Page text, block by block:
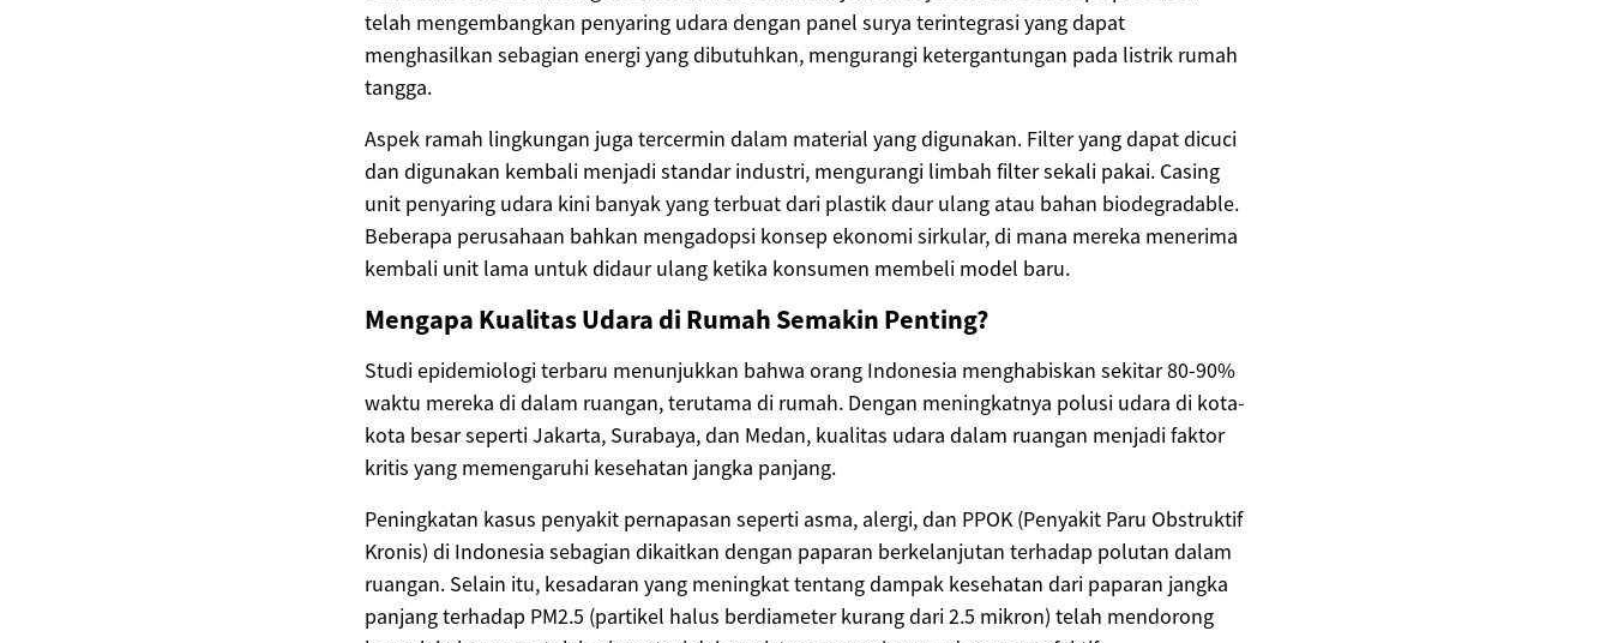
telah mengembangkan penyaring udara dengan panel surya terintegrasi yang dapat
menghasilkan sebagian energi yang dibutuhkan, mengurangi ketergantungan pada listrik rumah
tangga.
Aspek ramah lingkungan juga tercermin dalam material yang digunakan. Filter yang dapat dicuci
dan digunakan kembali menjadi standar industri, mengurangi limbah filter sekali pakai. Casing
unit penyaring udara kini banyak yang terbuat dari plastik daur ulang atau bahan biodegradable.
Beberapa perusahaan bahkan mengadopsi konsep ekonomi sirkular, di mana mereka menerima
kembali unit lama untuk didaur ulang ketika konsumen membeli model baru.
Mengapa Kualitas Udara di Rumah Semakin Penting?
Studi epidemiologi terbaru menunjukkan bahwa orang Indonesia menghabiskan sekitar 80-90%
waktu mereka di dalam ruangan, terutama di rumah. Dengan meningkatnya polusi udara di kota-
kota besar seperti Jakarta, Surabaya, dan Medan, kualitas udara dalam ruangan menjadi faktor
kritis yang memengaruhi kesehatan jangka panjang.
Peningkatan kasus penyakit pernapasan seperti asma, alergi, dan PPOK (Penyakit Paru Obstruktif
Kronis) di Indonesia sebagian dikaitkan dengan paparan berkelanjutan terhadap polutan dalam
ruangan. Selain itu, kesadaran yang meningkat tentang dampak kesehatan dari paparan jangka
panjang terhadap PM2.5 (partikel halus berdiameter kurang dari 2.5 mikron) telah mendorong